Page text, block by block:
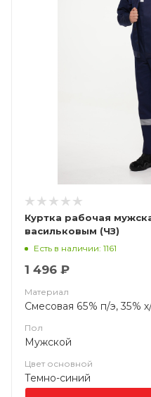
Куртка рабочая
васильковым (ЧЗ)
Есть в наличии: 1161
1 496 ₽
Материал
Смесовая 65% п/э, 35%
Пол
Мужской
Цвет основной
Темно-синий